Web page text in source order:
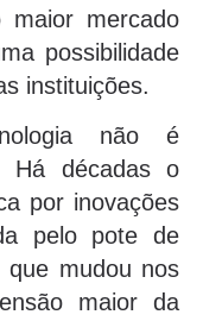
maior mercado
possibilidade
instituições.
não é
Há décadas o
por inovações
pelo pote de
mudou nos
maior da